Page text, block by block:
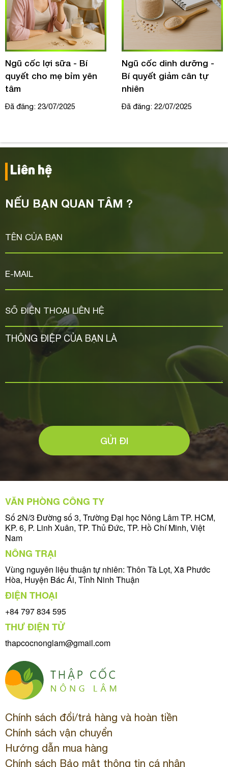
Ngũ cốc lợi sữa - Bí
quyết cho mẹ bỉm yên
tâm
Đã đăng: 23/07/2025
Ngũ cốc dinh dưỡng -
Bí quyết giảm cân tự
nhiên
Đã đăng: 22/07/2025
Liên hệ
NẾU BẠN QUAN TÂM ?
GỬI ĐI
VĂN PHÒNG CÔNG TY
Số 2N/3 Đường số 3, Trường Đại học Nông Lâm TP. HCM,
KP. 6, P. Linh Xuân, TP. Thủ Đức, TP. Hồ Chí Minh, Việt
Nam
NÔNG TRẠI
Vùng nguyên liệu thuận tự nhiên: Thôn Tà Lọt, Xã Phước
Hòa, Huyện Bác Ái, Tỉnh Ninh Thuận
ĐIỆN THOẠI
+84 797 834 595
THƯ ĐIỆN TỬ
thapcocnonglam@gmail.com
Chính sách đổi/trả hàng và hoàn tiền
Chính sách vận chuyển
Hướng dẫn mua hàng
Chính sách Bảo mật thông tin cá nhân